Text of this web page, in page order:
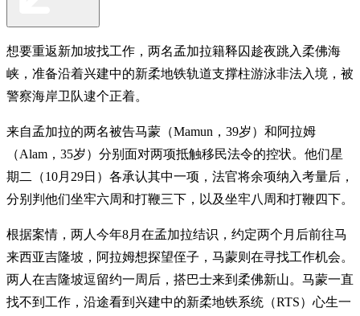
想要重返新加坡找工作，两名孟加拉籍释囚趁夜跳入柔佛海
峡，准备沿着兴建中的新柔地铁轨道支撑柱游泳非法入境，被
警察海岸卫队逮个正着。
来自孟加拉的两名被告马蒙（Mamun，39岁）和阿拉姆
（Alam，35岁）分别面对两项抵触移民法令的控状。他们星
期二（10月29日）各承认其中一项，法官将余项纳入考量后，
分别判他们坐牢六周和打鞭三下，以及坐牢八周和打鞭四下。
根据案情，两人今年8月在孟加拉结识，约定两个月后前往马
来西亚吉隆坡，阿拉姆想探望侄子，马蒙则在寻找工作机会。
两人在吉隆坡逗留约一周后，搭巴士来到柔佛新山。马蒙一直
找不到工作，沿途看到兴建中的新柔地铁系统（RTS）心生一